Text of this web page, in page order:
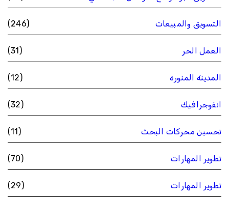
التسويق والمبيعات (246)
العمل الحر (31)
المدينة المنورة (12)
انفوجرافيك (32)
تحسين محركات البحث (11)
تطوير المهارات (70)
تطوير المهارات (29)